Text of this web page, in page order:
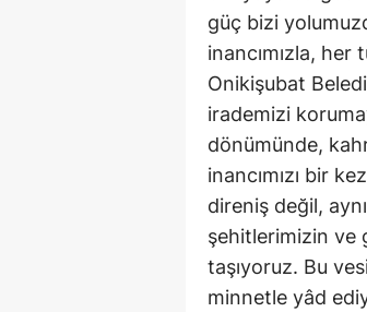
güç bizi
inancımızla,
Onikişubat
irademizi
dönümünde,
inancımızı bir
direniş değil,
şehitlerimizin ve
taşıyoruz. Bu
minnetle yâd